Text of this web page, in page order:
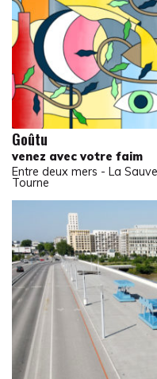
Goûtu
venez avec votre faim
Entre deux mers - La
Tourne